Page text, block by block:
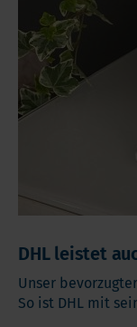
DHL leistet
Unser
So ist DHL mit